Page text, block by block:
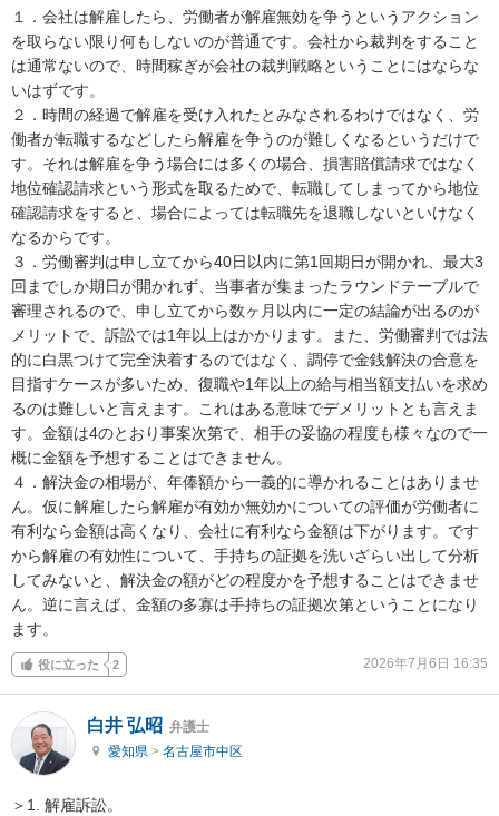
１．会社は解雇したら、労働者が解雇無効を争うというアクション
を取らない限り何もしないのが普通です。会社から裁判をすること
は通常ないので、時間稼ぎが会社の裁判戦略ということにはならな
いはずです。
２．時間の経過で解雇を受け入れたとみなされるわけではなく、労
働者が転職するなどしたら解雇を争うのが難しくなるというだけで
す。それは解雇を争う場合には多くの場合、損害賠償請求ではなく
地位確認請求という形式を取るためで、転職してしまってから地位
確認請求をすると、場合によっては転職先を退職しないといけなく
なるからです。
３．労働審判は申し立てから40日以内に第1回期日が開かれ、最大3
回までしか期日が開かれず、当事者が集まったラウンドテーブルで
審理されるので、申し立てから数ヶ月以内に一定の結論が出るのが
メリットで、訴訟では1年以上はかかります。また、労働審判では法
的に白黒つけて完全決着するのではなく、調停で金銭解決の合意を
目指すケースが多いため、復職や1年以上の給与相当額支払いを求め
るのは難しいと言えます。これはある意味でデメリットとも言えま
す。金額は4のとおり事案次第で、相手の妥協の程度も様々なので一
概に金額を予想することはできません。
４．解決金の相場が、年俸額から一義的に導かれることはありませ
ん。仮に解雇したら解雇が有効か無効かについての評価が労働者に
有利なら金額は高くなり、会社に有利なら金額は下がります。です
から解雇の有効性について、手持ちの証拠を洗いざらい出して分析
してみないと、解決金の額がどの程度かを予想することはできませ
ん。逆に言えば、金額の多寡は手持ちの証拠次第ということになり
ます。
役に立った 2 2026年7月6日 16:35
白井 弘昭 弁護士
愛知県 > 名古屋市中区
＞1. 解雇訴訟。